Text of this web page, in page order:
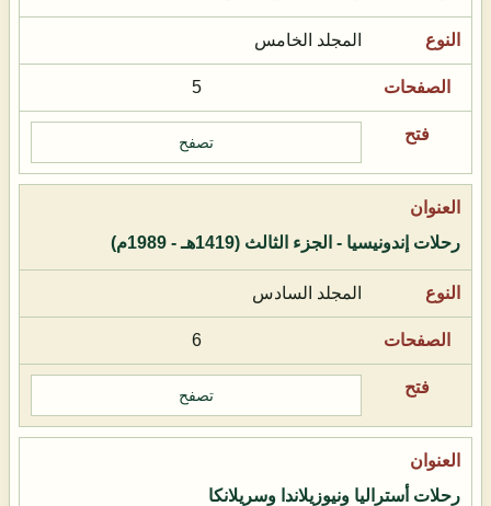
المجلد الخامس
5
تصفح
رحلات إندونيسيا - الجزء الثالث (1419هـ - 1989م)
المجلد السادس
6
تصفح
رحلات أستراليا ونيوزيلاندا وسريلانكا